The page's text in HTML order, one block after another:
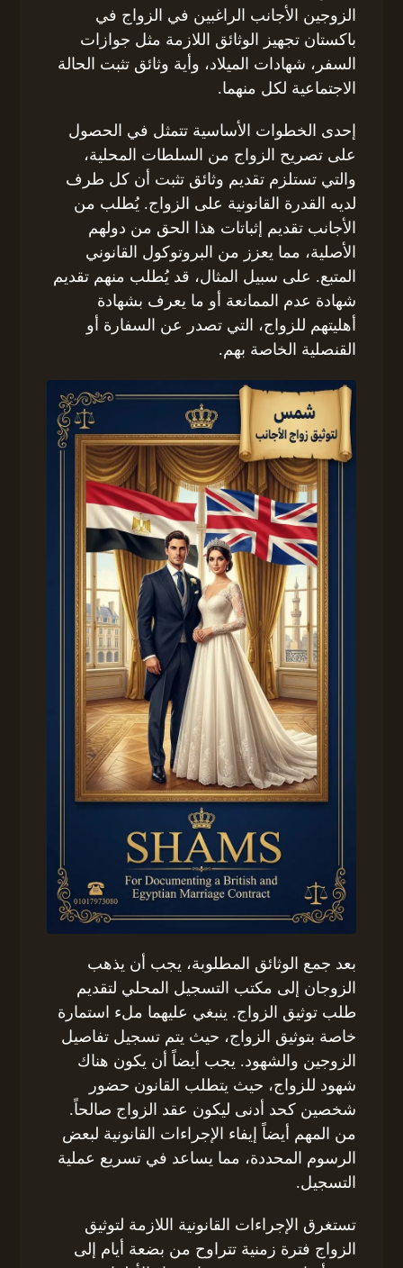
الزوجين الأجانب الراغبين في الزواج في
باكستان تجهيز الوثائق اللازمة مثل جوازات
السفر، شهادات الميلاد، وأية وثائق تثبت الحالة
الاجتماعية لكل منهما.
إحدى الخطوات الأساسية تتمثل في الحصول
على تصريح الزواج من السلطات المحلية،
والتي تستلزم تقديم وثائق تثبت أن كل طرف
لديه القدرة القانونية على الزواج. يُطلب من
الأجانب تقديم إثباتات هذا الحق من دولهم
الأصلية، مما يعزز من البروتوكول القانوني
المتبع. على سبيل المثال، قد يُطلب منهم تقديم
شهادة عدم الممانعة أو ما يعرف بشهادة
أهليتهم للزواج، التي تصدر عن السفارة أو
القنصلية الخاصة بهم.
بعد جمع الوثائق المطلوبة، يجب أن يذهب
الزوجان إلى مكتب التسجيل المحلي لتقديم
طلب توثيق الزواج. ينبغي عليهما ملء استمارة
خاصة بتوثيق الزواج، حيث يتم تسجيل تفاصيل
الزوجين والشهود. يجب أيضاً أن يكون هناك
شهود للزواج، حيث يتطلب القانون حضور
شخصين كحد أدنى ليكون عقد الزواج صالحاً.
من المهم أيضاً إيفاء الإجراءات القانونية لبعض
الرسوم المحددة، مما يساعد في تسريع عملية
التسجيل.
تستغرق الإجراءات القانونية اللازمة لتوثيق
الزواج فترة زمنية تتراوح من بضعة أيام إلى